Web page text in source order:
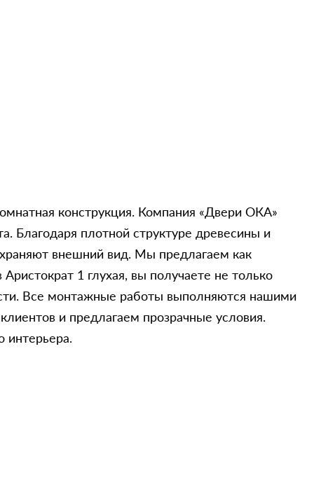
конструкция. Компания «Двери ОКА»
Благодаря плотной структуре древесины и
внешний вид. Мы предлагаем как
1 глухая, вы получаете не только
Все монтажные работы выполняются нашими
и предлагаем прозрачные условия.
интерьера.